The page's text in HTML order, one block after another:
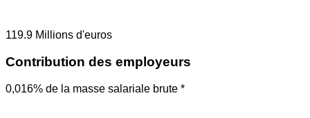
119.9 Millions d'euros
Contribution des employeurs
0,016% de la masse salariale brute *